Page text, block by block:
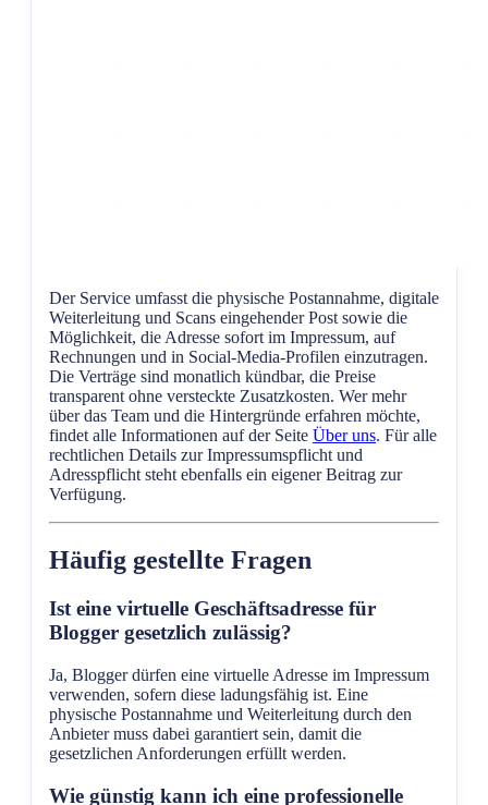
Der Service umfasst die physische Postannahme, digitale
Weiterleitung und Scans eingehender Post sowie die
Möglichkeit, die Adresse sofort im Impressum, auf
Rechnungen und in Social-Media-Profilen einzutragen.
Die Verträge sind monatlich kündbar, die Preise
transparent ohne versteckte Zusatzkosten. Wer mehr
über das Team und die Hintergründe erfahren möchte,
findet alle Informationen auf der Seite Über uns. Für alle
rechtlichen Details zur Impressumspflicht und
Adresspflicht steht ebenfalls ein eigener Beitrag zur
Verfügung.
Häufig gestellte Fragen
Ist eine virtuelle Geschäftsadresse für
Blogger gesetzlich zulässig?
Ja, Blogger dürfen eine virtuelle Adresse im Impressum
verwenden, sofern diese ladungsfähig ist. Eine
physische Postannahme und Weiterleitung durch den
Anbieter muss dabei garantiert sein, damit die
gesetzlichen Anforderungen erfüllt werden.
Wie günstig kann ich eine professionelle